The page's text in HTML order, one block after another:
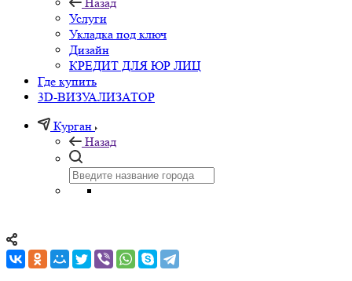
Услуги
Укладка под ключ
Дизайн
КРЕДИТ ДЛЯ ЮР ЛИЦ
Где купить
3D-ВИЗУАЛИЗАТОР
Курган
Назад